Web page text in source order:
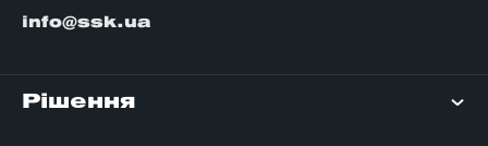
info@ssk.ua
Рішення